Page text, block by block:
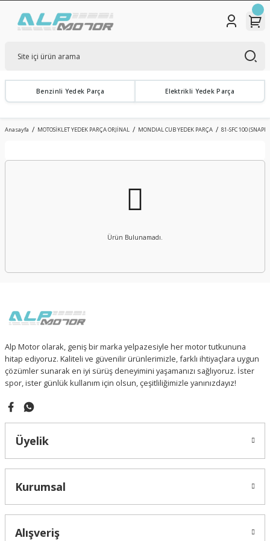
Benzinli Yedek Parça Elektrikli Yedek Parça
Anasayfa MOTOSİKLET YEDEK PARÇA ORJİNAL MONDIAL CUB YEDEK PARÇA 81-SFC 100
Ürün Bulunamadı.
Alp Motor olarak, geniş bir marka yelpazesiyle her motor tutkununa
hitap ediyoruz. Kaliteli ve güvenilir ürünlerimizle, farklı ihtiyaçlara uygun
çözümler sunarak en iyi sürüş deneyimini yaşamanızı sağlıyoruz. İster
spor, ister günlük kullanım için olsun, çeşitliliğimizle yanınızdayız!
Üyelik
Kurumsal
Alışveriş